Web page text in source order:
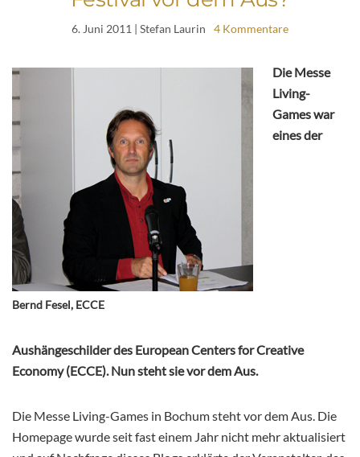
6. Juni 2011 | Stefan Laurin 4 Kommentare
Bernd Fesel, ECCE
Die Messe
Living-
Games war
eines der
Aushängeschilder des European Centers for Creative
Economy (ECCE). Nun steht sie vor dem Aus.
Die Messe Living-Games in Bochum steht vor dem Aus. Die
Homepage wurde seit fast einem Jahr nicht mehr aktualisiert